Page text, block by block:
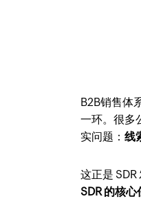
B2B销售体
一环。很多
实问题：线
这正是 SDR
SDR 的核